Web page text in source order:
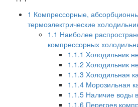
1 Компрессорные,
термоэлектрические
1.1 Наиболее
компрессорных
1.1.1 Холодильник
1.1.2 Холодильник
1.1.3 Холодильная
1.1.4 Морозильная
1.1.5 Наличие воды
1.1.6 Перегрев